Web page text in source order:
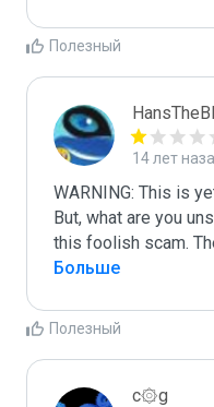
Полезный
14 лет
WARNING: This is
But, what are you
this foolish scam.
Больше
Полезный
c۞g